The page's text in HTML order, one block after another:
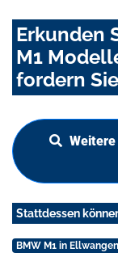
Erkunden
M1
fordern
Weitere
Stattdessen
BMW M1 in